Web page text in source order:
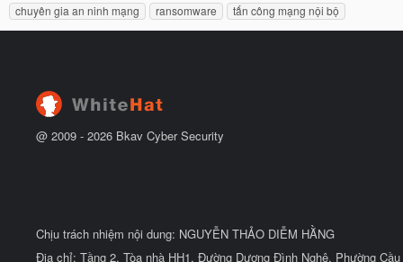
u
b
ắ
t
h
ẻ
chuyên gia an ninh mạng
ransomware tấn công mạng nội bộ
@ 2009 - 2026 Bkav Cyber Security
Chịu trách nhiệm nội dung: NGUYỄN THẢO DIỄM HẰNG
Địa chỉ: Tầng 2, Tòa nhà HH1, Đường Dương Đình Nghệ, Phường